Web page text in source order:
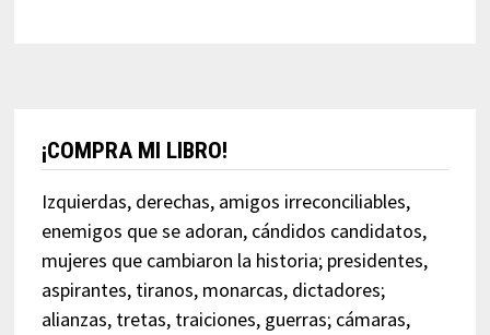
¡COMPRA MI LIBRO!
Izquierdas, derechas, amigos irreconciliables,
enemigos que se adoran, cándidos candidatos,
mujeres que cambiaron la historia; presidentes,
aspirantes, tiranos, monarcas, dictadores;
alianzas, tretas, traiciones, guerras; cámaras,